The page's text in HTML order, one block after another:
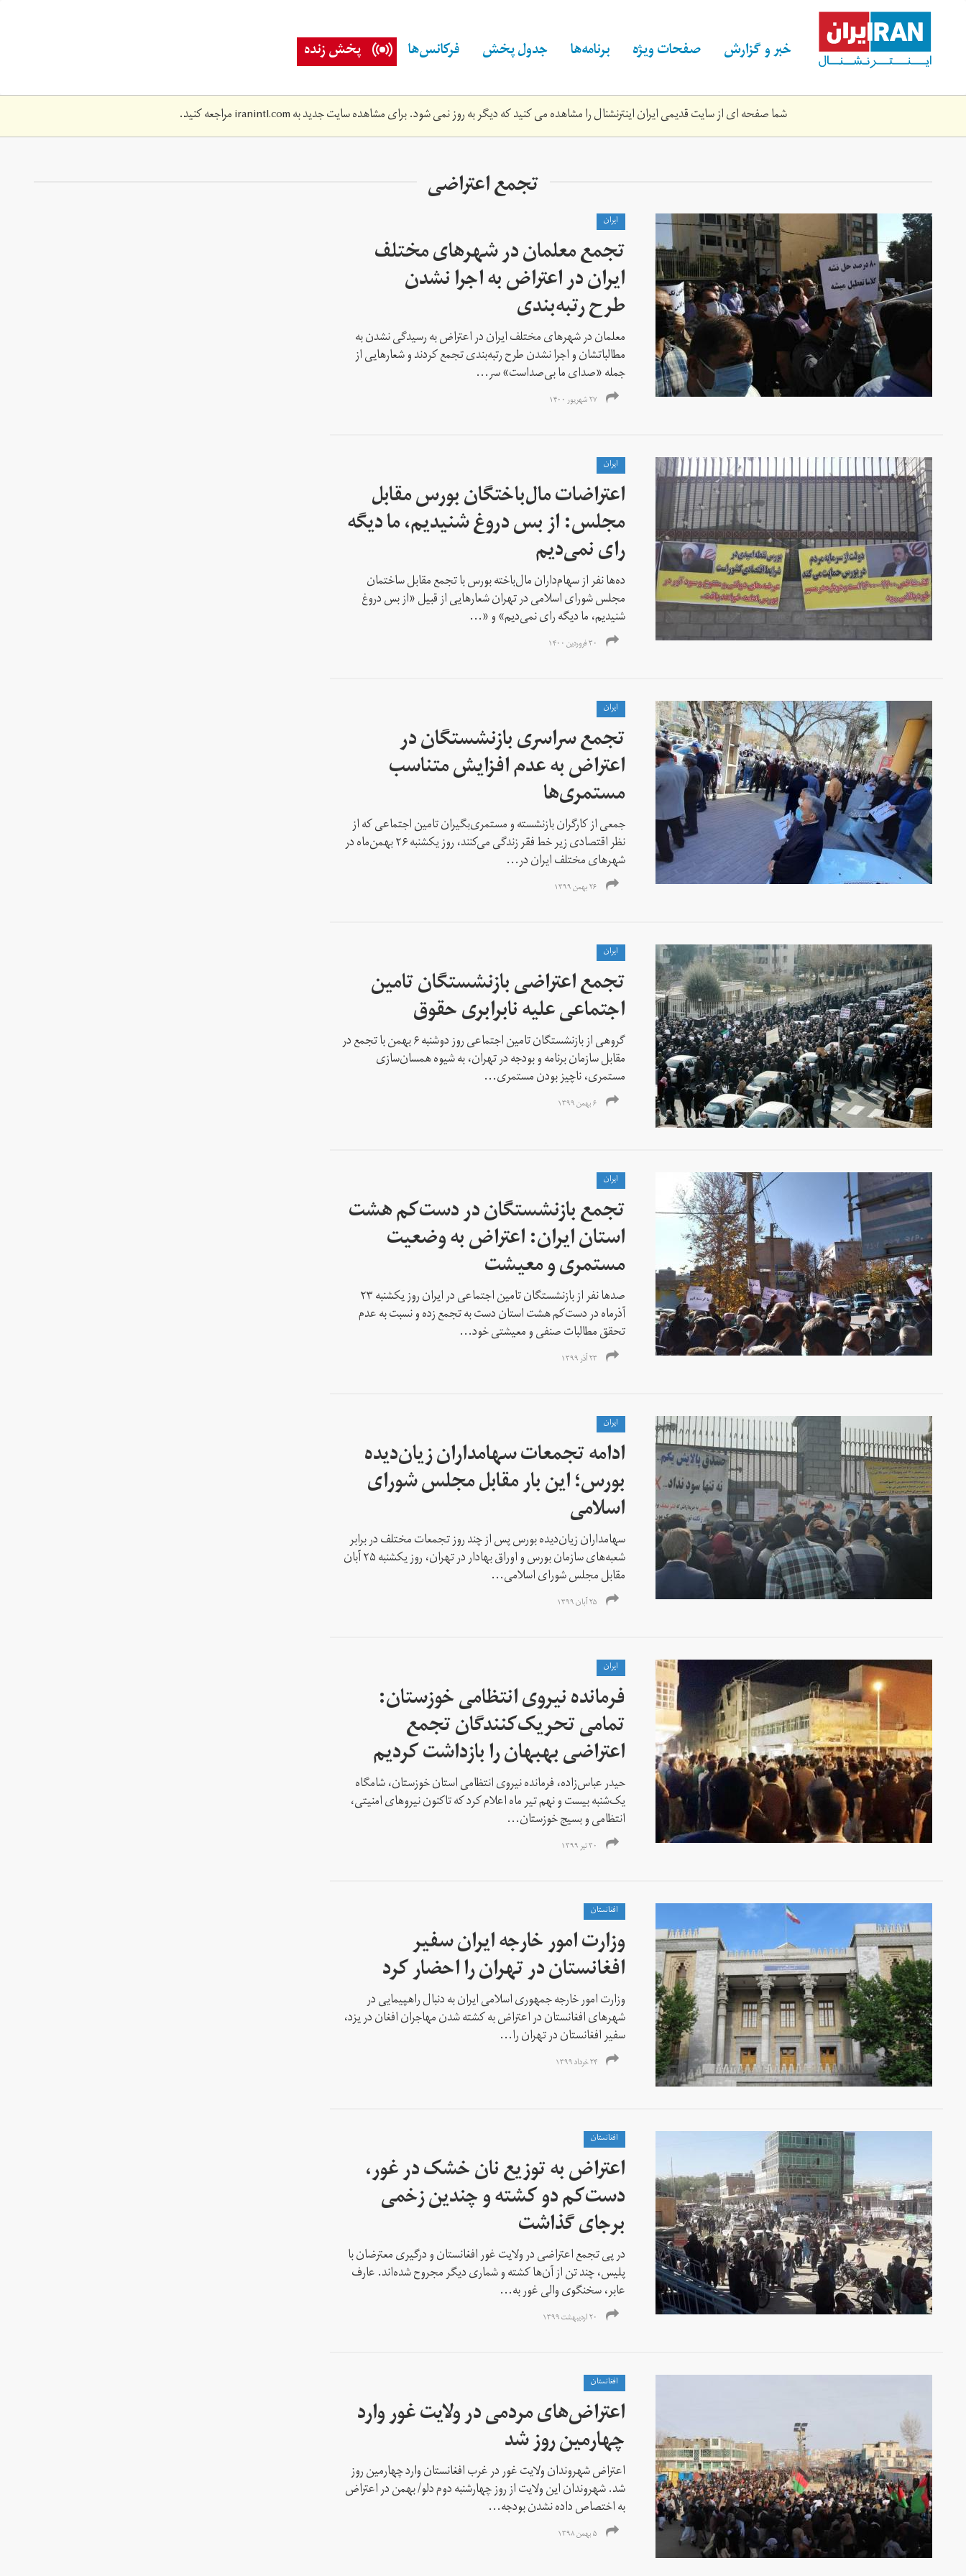
content خبر و گزارش صفحات ویژه برنامه‌ها جدول پخش فرکانس‌ها پخش زنده
شما صفحه ای از سایت قدیمی ایران اینترنشنال را مشاهده می کنید که دیگر به روز نمی شود. برای مشاهده سایت جدید بهiranintl.comمراجعه کنید.
تجمع اعتراضی
ايران
تجمع معلمان در شهرهای مختلف
ایران در اعتراض به اجرا نشدن
طرح رتبه‌بندی
معلمان در شهرهای مختلف ایران در اعتراض به رسیدگی نشدن به
مطالباتشان و اجرا نشدن طرح رتبه‌بندی تجمع کردند و شعارهایی از
جمله «صدای ما بی‌صداست» سر...
۲۷ شهریور ۱۴۰۰
ايران
اعتراضات مال‌باختگان بورس مقابل
مجلس: از بس دروغ شنیدیم، ما دیگه
رای نمی‌دیم
ده‌ها نفر از سهام‌داران مال‌باخته بورس با تجمع مقابل ساختمان
مجلس شورای اسلامی در تهران شعارهایی از قبیل «از بس دروغ
شنیدیم، ما دیگه رای نمی‌دیم» و «...
۳۰ فروردین ۱۴۰۰
ايران
تجمع سراسری بازنشستگان در
اعتراض به عدم افزایش متناسب
مستمری‌ها
جمعی از کارگران بازنشسته و مستمری‌بگیران تامین اجتماعی که از
نظر اقتصادی زیر خط فقر زندگی می‌کنند، روز یکشنبه ۲۶ بهمن‌ماه در
شهرهای مختلف ایران در...
۲۶ بهمن ۱۳۹۹
ايران
تجمع اعتراضی بازنشستگان تامین
اجتماعی علیه نابرابری حقوق
گروهی از بازنشستگان تامین اجتماعی روز دوشنبه ۶ بهمن با تجمع در
مقابل سازمان برنامه و بودجه در تهران، به شیوه‌ همسان‌سازی
مستمری، ناچیز بودن مستمری...
۶ بهمن ۱۳۹۹
ايران
تجمع بازنشستگان در دست‌کم هشت
استان ایران: اعتراض به وضعیت
مستمری و معیشت
صدها نفر از بازنشستگان تامین اجتماعی در ایران روز یکشنبه ۲۳
آذرماه در دست‌کم هشت استان دست به تجمع زده و نسبت به عدم
تحقق مطالبات صنفی و معیشتی خود...
۲۳ آذر ۱۳۹۹
ايران
ادامه تجمعات سهامداران زیان‌دیده
بورس؛ این بار مقابل مجلس شورای
اسلامی
سهامداران زیان‌دیده بورس پس از چند روز تجمعات مختلف در برابر
شعبه‌های سازمان بورس و اوراق بهادار در تهران، روز یکشنبه ۲۵ آبان
مقابل مجلس شورای اسلامی...
۲۵ آبان ۱۳۹۹
ايران
فرمانده نیروی انتظامی خوزستان:
تمامی تحریک‌کنندگان تجمع
اعتراضی بهبهان را بازداشت کردیم
حیدر عباس‌زاده، فرمانده نیروی انتظامی استان خوزستان، شامگاه
یک‌شنبه بیست و نهم تیر ماه اعلام کرد که تاکنون نیروهای امنیتی،
انتظامی و بسیج خوزستان...
۳۰ تیر ۱۳۹۹
افغانستان
وزارت امور خارجه ایران سفیر
افغانستان در تهران را احضار کرد
وزارت امور خارجه جمهوری اسلامی ایران به‌ دنبال راهپیمایی‌ در
شهرهای افغانستان در اعتراض به کشته شدن مهاجران افغان در یزد،
سفیر افغانستان در تهران را...
۲۴ خرداد ۱۳۹۹
افغانستان
اعتراض به توزیع نان خشک در غور،
دست‌کم دو کشته و چندین زخمی
برجای گذاشت
در پی تجمع اعتراضی در ولایت غور افغانستان و درگیری معترضان با
پلیس، چند تن از آن‌ها کشته و شماری دیگر مجروح شده‌اند. عارف
عابر، سخنگوی والی غور به...
۲۰ اردیبهشت ۱۳۹۹
افغانستان
اعتراض‌های مردمی در ولایت غور وارد
چهارمین روز شد
اعتراض شهروندان ولایت غور در غرب افغانستان وارد چهارمین روز
شد. شهروندان این ولایت از روز چهارشنبه دوم دلو/ بهمن در اعتراض
به اختصاص داده نشدن بودجه...
۵ بهمن ۱۳۹۸